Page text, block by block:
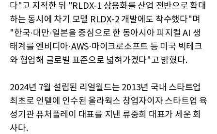
다"고 지적한 뒤 "RLDX-1 상용화를 산업 전반으로 확대
하는 동시에 차기 모델 RLDX-2 개발에도 착수했다"며
"한국·대만·일본을 중심으로 한 동아시아 피지컬 AI 생
태계를 엔비디아·AWS·마이크로소프트 등 미국 빅테크
와 협업해 글로벌 표준으로 넓혀가겠다"고 밝혔다.
2024년 7월 설립된 리얼월드는 2013년 국내 스타트업
최초로 인텔에 인수된 올라웍스 창업자이자 스타트업 육
성기관 퓨처플레이 대표를 지낸 류중희 대표가 세운 회
사다.